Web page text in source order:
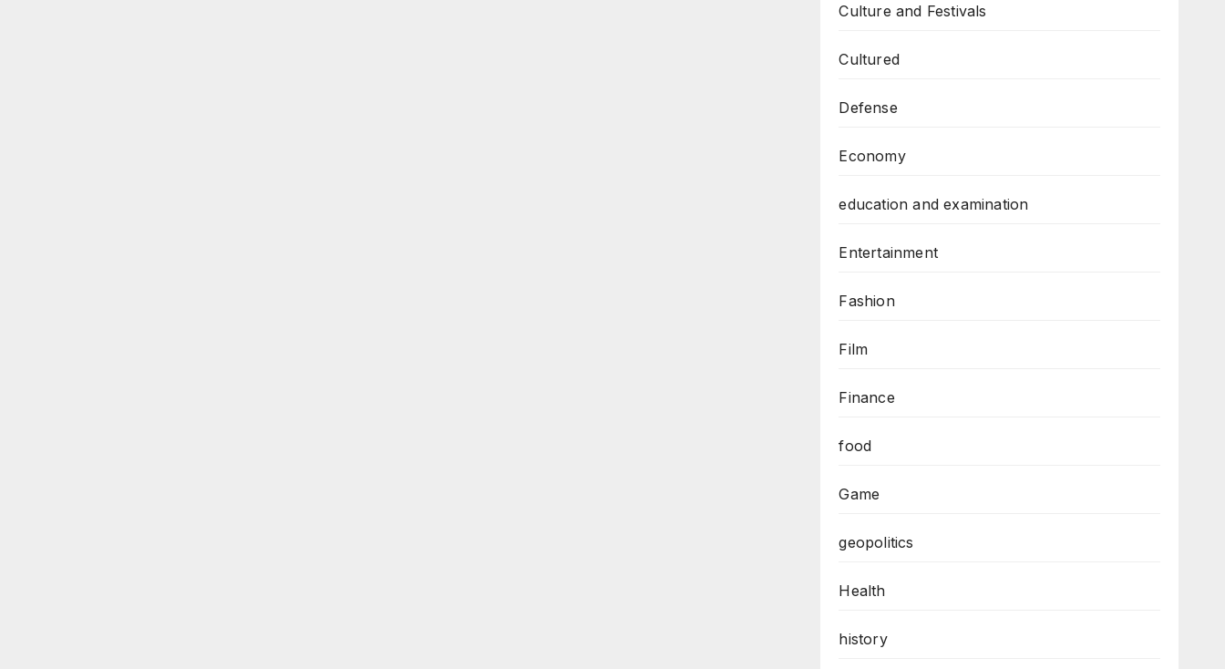
Culture and Festivals
Cultured
Defense
Economy
education and examination
Entertainment
Fashion
Film
Finance
food
Game
geopolitics
Health
history